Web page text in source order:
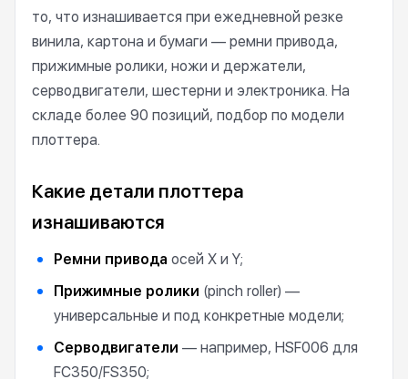
то, что изнашивается при ежедневной резке
винила, картона и бумаги — ремни привода,
прижимные ролики, ножи и держатели,
серводвигатели, шестерни и электроника. На
складе более 90 позиций, подбор по модели
плоттера.
Какие детали плоттера
изнашиваются
Ремни привода осей X и Y;
Прижимные ролики (pinch roller) —
универсальные и под конкретные модели;
Серводвигатели — например, HSF006 для
FC350/FS350;